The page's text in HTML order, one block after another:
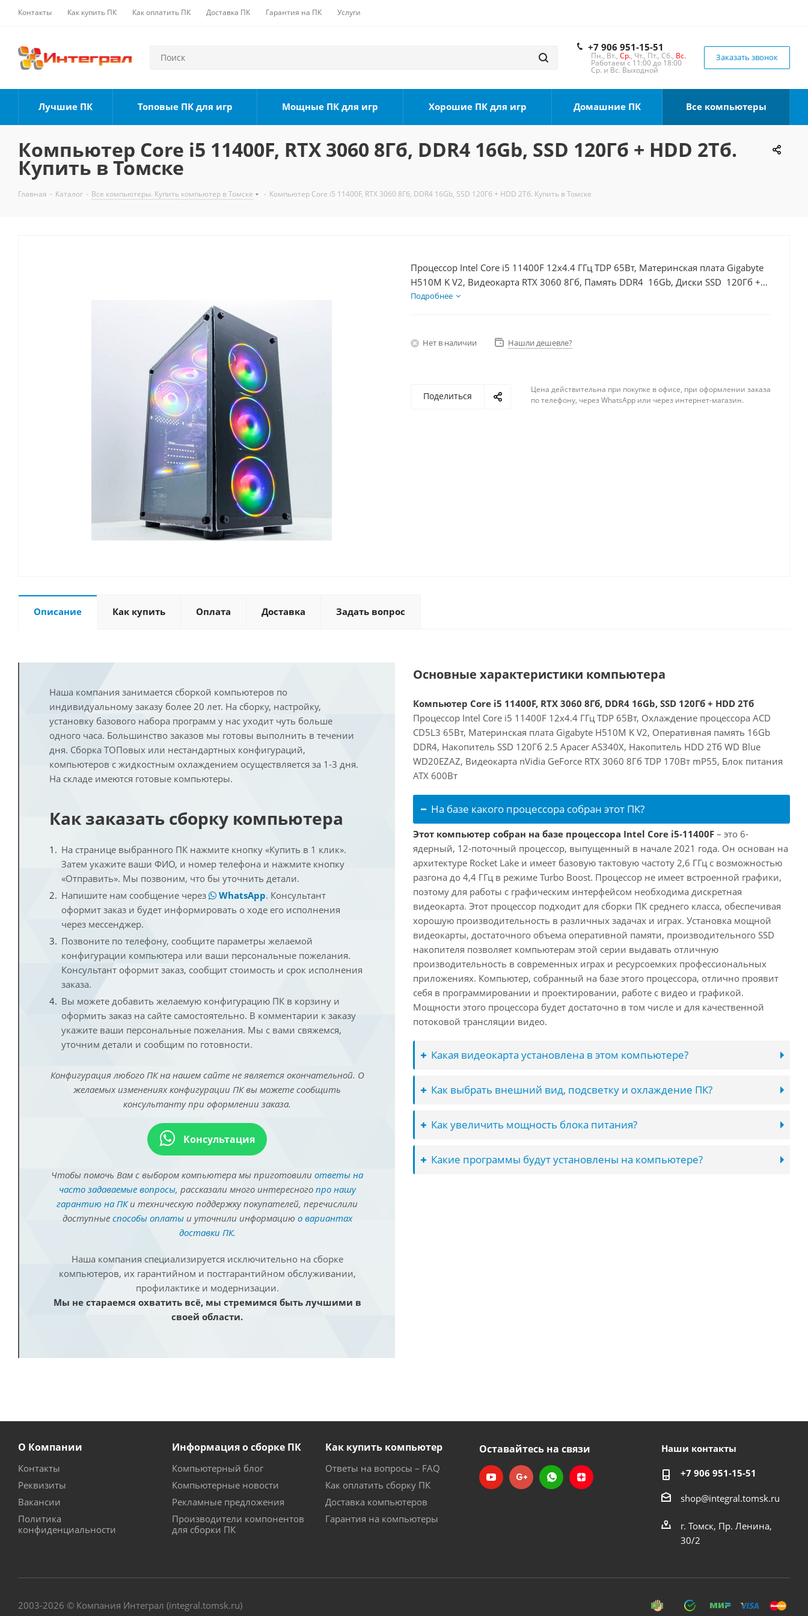
Контакты Как купить ПК Как оплатить ПК Доставка ПК Гарантия на ПК Услуги
+7 906 951-15-51
Пн., Вт., Ср., Чт., Пт., Сб., Вс.
Работаем с 11:00 до 18:00
Ср. и Вс. Выходной
Заказать звонок
Лучшие ПК Топовые ПК для игр Мощные ПК для игр Хорошие ПК для игр Домашние ПК Все компьютеры
Компьютер Core i5 11400F, RTX 3060 8Гб, DDR4 16Gb, SSD 120Гб + HDD 2Тб.
Купить в Томске
Главная - Каталог - Все компьютеры. Купить компьютер в Томске - Компьютер Core i5 11400F, RTX 3060 8Гб, DDR4 16Gb, SSD 120Гб + HDD 2Тб. Купить в Томске
Процессор Intel Core i5 11400F 12x4.4 ГГц TDP 65Вт, Материнская плата Gigabyte
H510M K V2, Видеокарта RTX 3060 8Гб, Память DDR4 16Gb, Диски SSD 120Гб +
HDD 2Тб, БП 600Вт
Подробнее
Нет в наличии Нашли дешевле?
Поделиться
Цена действительна при покупке в офисе, при оформлении заказа
по телефону, через WhatsApp или через интернет-магазин.
Описание Как купить Оплата Доставка Задать вопрос
Наша компания занимается сборкой компьютеров по
индивидуальному заказу более 20 лет. На сборку, настройку,
установку базового набора программ у нас уходит чуть больше
одного часа. Большинство заказов мы готовы выполнить в течении
дня. Сборка ТОПовых или нестандартных конфигураций,
компьютеров с жидкостным охлаждением осуществляется за 1-3 дня.
На складе имеются готовые компьютеры.
Как заказать сборку компьютера
На странице выбранного ПК нажмите кнопку «Купить в 1 клик».
Затем укажите ваши ФИО, и номер телефона и нажмите кнопку
«Отправить». Мы позвоним, что бы уточнить детали.
Напишите нам сообщение через
WhatsApp. Консультант
оформит заказ и будет информировать о ходе его исполнения
через мессенджер.
Позвоните по телефону, сообщите параметры желаемой
конфигурации компьютера или ваши персональные пожелания.
Консультант оформит заказ, сообщит стоимость и срок исполнения
заказа.
Вы можете добавить желаемую конфигурацию ПК в корзину и
оформить заказ на сайте самостоятельно. В комментарии к заказу
укажите ваши персональные пожелания. Мы с вами свяжемся,
уточним детали и сообщим по готовности.
Конфигурация любого ПК на нашем сайте не является окончательной. О
желаемых изменениях конфигурации ПК вы можете сообщить
консультанту при оформлении заказа.
Консультация
Чтобы помочь Вам с выбором компьютера мы приготовили ответы на
часто задаваемые вопросы, рассказали много интересного про нашу
гарантию на ПКи техническую поддержку покупателей, перечислили
доступные способы оплатыи уточнили информацию о вариантах
доставки ПК.
Наша компания специализируется исключительно на сборке
компьютеров, их гарантийном и постгарантийном обслуживании,
профилактике и модернизации.
Мы не стараемся охватить всё, мы стремимся быть лучшими в
своей области.
Основные характеристики компьютера
Компьютер Core i5 11400F, RTX 3060 8Гб, DDR4 16Gb, SSD 120Гб + HDD 2Тб
Процессор Intel Core i5 11400F 12x4.4 ГГц TDP 65Вт, Охлаждение процессора ACD
CD5L3 65Вт, Материнская плата Gigabyte H510M K V2, Оперативная память 16Gb
DDR4, Накопитель SSD 120Гб 2.5 Apacer AS340X, Накопитель HDD 2Тб WD Blue
WD20EZAZ, Видеокарта nVidia GeForce RTX 3060 8Гб TDP 170Вт mP55, Блок питания
ATX 600Вт
На базе какого процессора собран этот ПК?
Этот компьютер собран на базе процессора Intel Core i5-11400F – это 6-
ядерный, 12-поточный процессор, выпущенный в начале 2021 года. Он основан на
архитектуре Rocket Lake и имеет базовую тактовую частоту 2,6 ГГц с возможностью
разгона до 4,4 ГГц в режиме Turbo Boost. Процессор не имеет встроенной графики,
поэтому для работы с графическим интерфейсом необходима дискретная
видеокарта. Этот процессор подходит для сборки ПК среднего класса, обеспечивая
хорошую производительность в различных задачах и играх. Установка мощной
видеокарты, достаточного объема оперативной памяти, производительного SSD
накопителя позволяет компьютерам этой серии выдавать отличную
производительность в современных играх и ресурсоемких профессиональных
приложениях. Компьютер, собранный на базе этого процессора, отлично проявит
себя в программировании и проектировании, работе с видео и графикой.
Мощности этого процессора будет достаточно в том числе и для качественной
потоковой трансляции видео.
Какая видеокарта установлена в этом компьютере?
Как выбрать внешний вид, подсветку и охлаждение ПК?
Как увеличить мощность блока питания?
Какие программы будут установлены на компьютере?
О Компании
Контакты
Реквизиты
Вакансии
Политика
конфиденциальности
Информация о сборке ПК
Компьютерный блог
Компьютерные новости
Рекламные предложения
Производители компонентов
для сборки ПК
Как купить компьютер
Ответы на вопросы – FAQ
Как оплатить сборку ПК
Доставка компьютеров
Гарантия на компьютеры
Оставайтесь на связи Наши контакты
+7 906 951-15-51
shop@integral.tomsk.ru
г. Томск, Пр. Ленина,
30/2
2003-2026 © Компания Интеграл (integral.tomsk.ru)